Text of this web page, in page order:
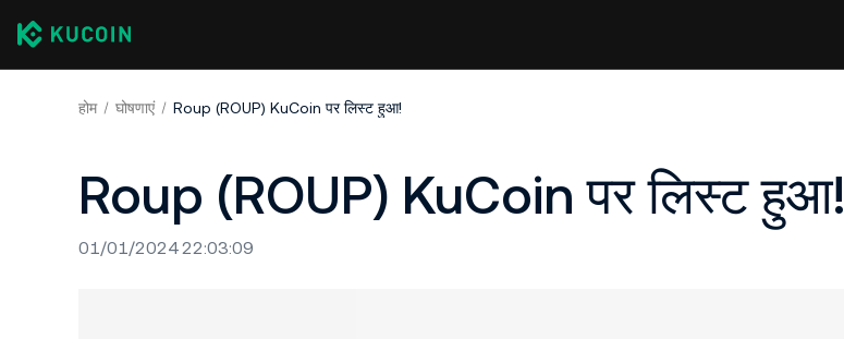
होम घोषणाएं Roup (ROUP) KuCoin पर लिस्ट हुआ!
Roup (ROUP) KuCoin पर लिस्ट हुआ!
01/01/2024 22:03:09